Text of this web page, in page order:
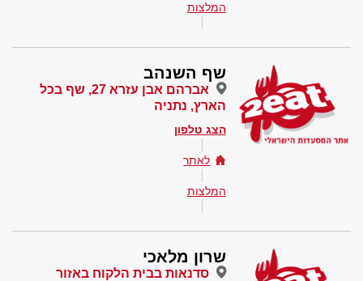
המלצות
שף השנהב
אברהם אבן עזרא 27, שף בכל
הארץ, נתניה
הצג טלפון
לאתר
המלצות
שרון מלאכי
סדנאות בבית הלקוח באזור